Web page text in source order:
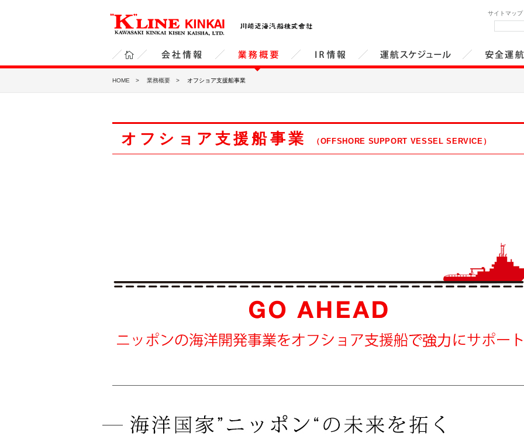
サイトマップ
ホ
ー
会社情報 業務概要 IR情報 運航スケジュール 安全運
HOME 業務概要 オフショア支援船事業
オフショア支援船事業 （OFFSHORE SUPPORT VESSEL SERVICE）